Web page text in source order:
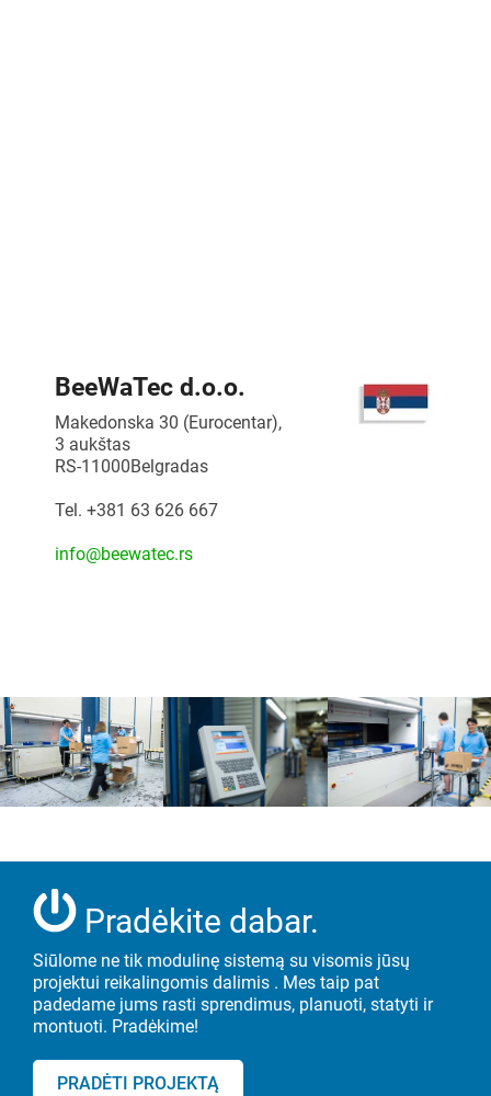
BeeWaTec d.o.o.
Makedonska 30 (Eurocentar),
3 aukštas
RS-11000Belgradas
Tel. +381 63 626 667
info@beewatec.rs
Pradėkite dabar.
Siūlome ne tik modulinę sistemą su visomis jūsų
projektui reikalingomis dalimis . Mes taip pat
padedame jums rasti sprendimus, planuoti, statyti ir
montuoti. Pradėkime!
PRADĖTI PROJEKTĄ